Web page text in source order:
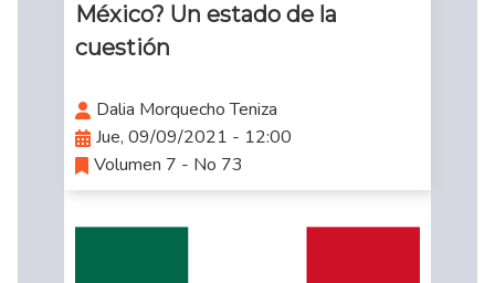
México? Un estado de la
cuestión
Dalia Morquecho Teniza
Jue, 09/09/2021 - 12:00
Volumen 7 - No 73